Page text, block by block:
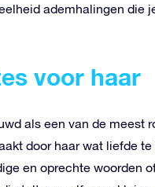
ademhalingen die
voor haar
als een van de meest
door haar wat liefde
en oprechte woorden